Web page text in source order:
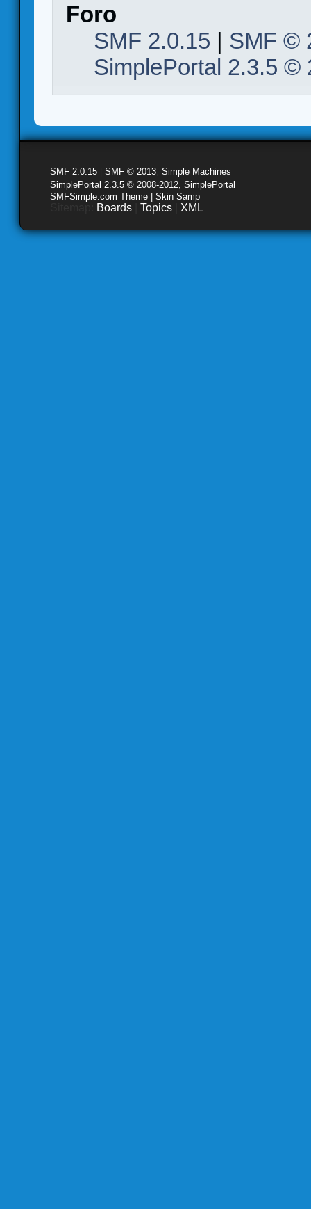
Foro
SMF 2.0.15 | SMF ©
SimplePortal 2.3.5 ©
SMF 2.0.15 SMF © 2013 Simple Machines
SimplePortal 2.3.5 © 2008-2012, SimplePortal
SMFSimple.com Theme | Skin Samp
Boards Topics XML